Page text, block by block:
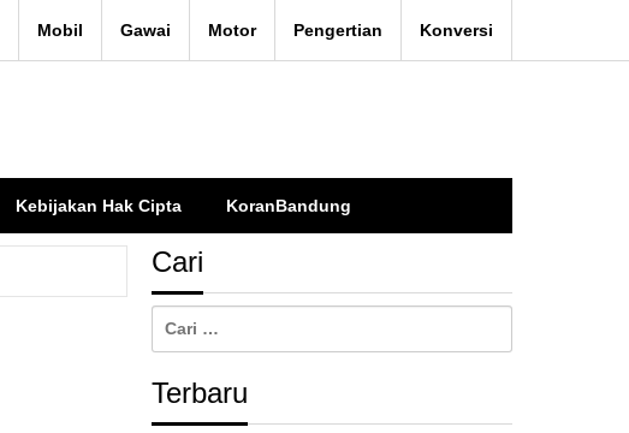
Mobil Gawai Motor Pengertian Konversi
Kebijakan Hak Cipta KoranBandung
Cari
Terbaru